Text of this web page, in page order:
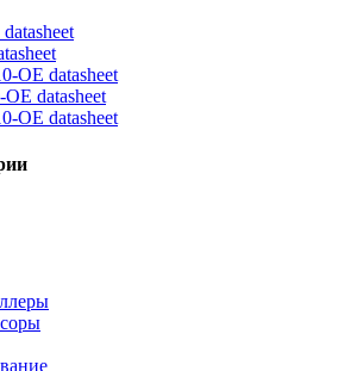
OE datasheet
datasheet
OE datasheet